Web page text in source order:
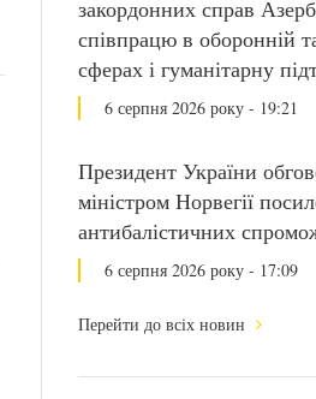
закордонних справ
співпрацю в оборонній
сферах і гуманітарну
6 серпня 2026 року - 19:21
Президент України
міністром Норвегії
антибалістичних
6 серпня 2026 року - 17:09
Перейти до всіх новин